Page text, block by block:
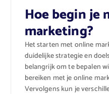
Hoe begin je
marketing?
Het starten met online
duidelijke strategie en
belangrijk om te bepalen
bereiken met je online
Vervolgens kun je